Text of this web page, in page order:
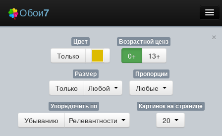
Обои7
Заставки
×
Цвет
Только
Возрастной ценз
0+ 13+
Размер
Только Любой
Пропорции
Любые
Упорядочить по
Убыванию Релевантности
Картинок на странице
20